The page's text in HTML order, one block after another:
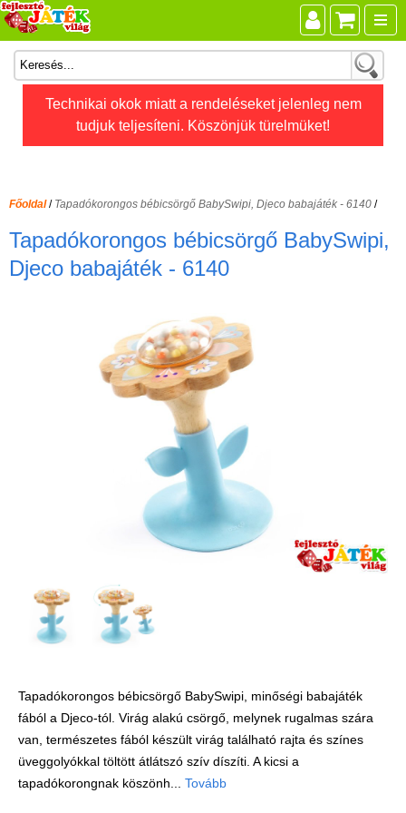
Technikai okok miatt a rendeléseket jelenleg nem
tudjuk teljesíteni. Köszönjük türelmüket!
Főoldal/ Tapadókorongos bébicsörgő BabySwipi, Djeco babajáték - 6140 /
Tapadókorongos bébicsörgő BabySwipi,
Djeco babajáték - 6140
Tapadókorongos bébicsörgő BabySwipi, minőségi babajáték
fából a Djeco-tól. Virág alakú csörgő, melynek rugalmas szára
van, természetes fából készült virág található rajta és színes
üveggolyókkal töltött átlátszó szív díszíti. A kicsi a
tapadókorongnak köszönh... Tovább
Összes játék
Játékok életkor szerint
Bébijátékok
Építőjáték
Foglalkoztató füzet
Fajátékok
Futóbiciklik, rollerek
Gyerekszoba
Intelligens gyurma
Iskolaszerek
Logikai játékok
LOGICO
LÜK